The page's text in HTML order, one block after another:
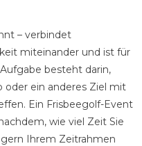
– verbindet
miteinander und ist für
besteht darin,
oder ein anderes Ziel mit
Ein Frisbeegolf-Event
wie viel Zeit Sie
gern Ihrem Zeitrahmen